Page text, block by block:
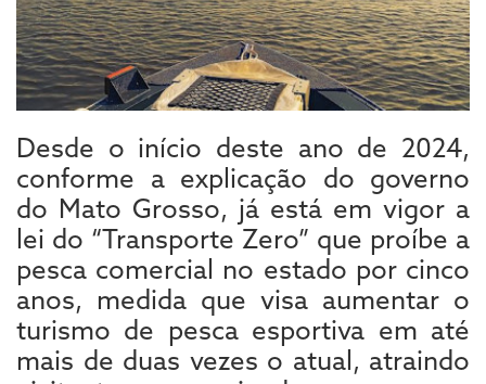
Desde o início deste ano de 2024,
conforme a explicação do governo
do Mato Grosso, já está em vigor a
lei do “Transporte Zero” que proíbe a
pesca comercial no estado por cinco
anos, medida que visa aumentar o
turismo de pesca esportiva em até
mais de duas vezes o atual, atraindo